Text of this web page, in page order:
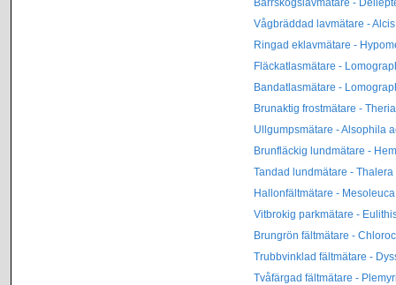
Vågbräddad lavmätare -
Ringad eklavmätare -
Fläckatlasmätare -
Bandatlasmätare -
Brunaktig frostmätare -
Ullgumpsmätare - Alsophila
Brunfläckig lundmätare -
Tandad lundmätare -
Hallonfältmätare -
Vitbrokig parkmätare -
Brungrön fältmätare -
Trubbvinklad fältmätare -
Tvåfärgad fältmätare -